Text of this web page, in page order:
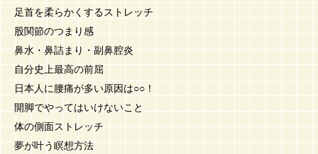
足首を柔らかくするストレッチ
股関節のつまり感
鼻水・鼻詰まり・副鼻腔炎
自分史上最高の前屈
日本人に腰痛が多い原因は○○！
開脚でやってはいけないこと
体の側面ストレッチ
夢が叶う瞑想方法